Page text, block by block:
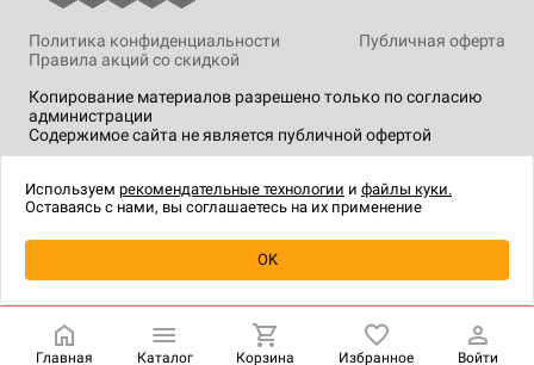
Уведомить о наличии
Копирование материалов разрешено только по согласию
администрации
Содержимое сайта не является публичной офертой
Политика конфиденциальности
Публичная оферта
Правила акций со скидкой
технологии.
Главная Каталог Корзина Избранное Войти
Используем рекомендательные технологии и файлы куки.
Оставаясь с нами, вы соглашаетесь на их применение
OK